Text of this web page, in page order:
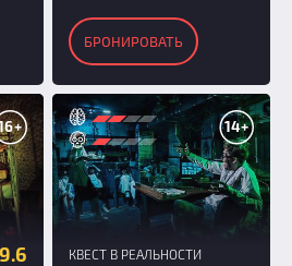
БРОНИРОВАТЬ
9.6
14+
КВЕСТ В РЕАЛЬНОСТИ